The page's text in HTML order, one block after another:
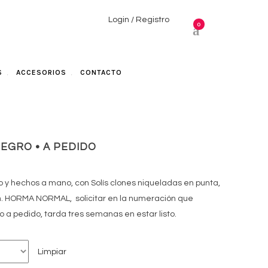
Login / Registro
0
ACCESORIOS CONTACTO
• A PEDIDO
y hechos a mano, con Solís clones niqueladas en punta,
NORMAL, solicitar en la numeración que
a pedido, tarda tres semanas en estar listo.
Limpiar